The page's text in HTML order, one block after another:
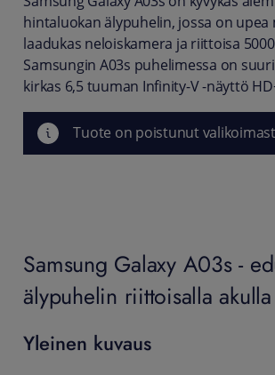
hintaluokan älypuhelin, jossa on upea
laadukas neloiskamera ja riittoisa
Samsungin A03s puhelimessa on
kirkas 6,5 tuuman Infinity-V -näyttö
Tuote on poistunut
Samsung Galaxy A03s -
älypuhelin riittoisalla akulla
Yleinen kuvaus